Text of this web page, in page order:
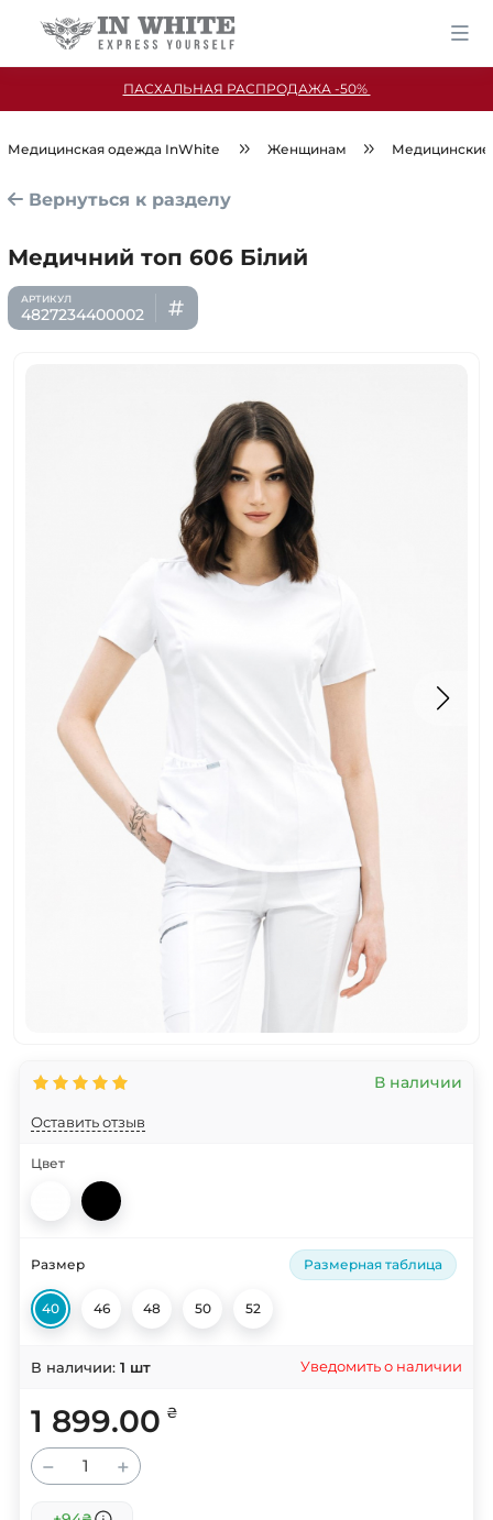
ПАСХАЛЬНАЯ РАСПРОДАЖА -50%
Медицинская одежда InWhite Женщинам Медицинские
Вернуться к разделу
Медичний топ 606 Білий
4827234400002
Оставить отзыв
В наличии
Цвет
Размер Размерная таблица
40 46 48 50 52
В наличии: 1 шт Уведомить о наличии
1 899.00 ₴
− +